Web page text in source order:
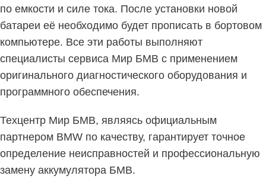
по емкости и силе тока. После установки новой
батареи её необходимо будет прописать в бортовом
компьютере. Все эти работы выполняют
специалисты сервиса Мир БМВ с применением
оригинального диагностического оборудования и
программного обеспечения.
Техцентр Мир БМВ, являясь официальным
партнером BMW по качеству, гарантирует точное
определение неисправностей и профессиональную
замену аккумулятора БМВ.